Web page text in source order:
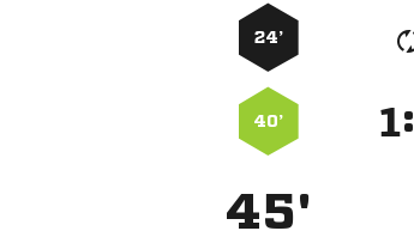
24’
40’ :
45'